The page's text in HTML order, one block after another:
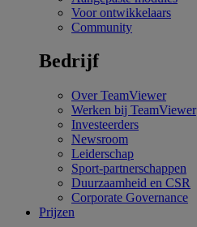
Voor ontwikkelaars
Community
Bedrijf
Over TeamViewer
Werken bij TeamViewer
Investeerders
Newsroom
Leiderschap
Sport-partnerschappen
Duurzaamheid en CSR
Corporate Governance
Prijzen